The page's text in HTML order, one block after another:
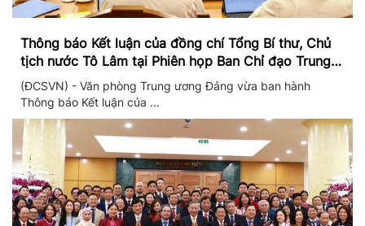
Thông báo Kết luận của đồng chí Tổng Bí thư, Chủ
tịch nước Tô Lâm tại Phiên họp Ban Chỉ đạo Trung
ương thực hiện Nghị quyết 57
(ĐCSVN) - Văn phòng Trung ương Đảng vừa ban hành
Thông báo Kết luận của ...